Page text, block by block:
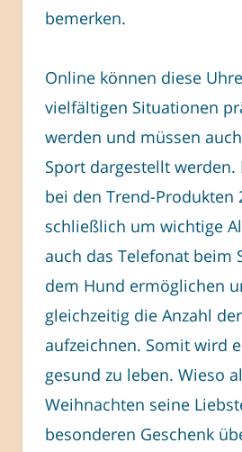
bemerken.
Online können diese
vielfältigen Situationen
werden und müssen
Sport dargestellt werden.
bei den Trend-Produkten
schließlich um wichtige
auch das Telefonat beim
dem Hund ermöglichen
gleichzeitig die Anzahl
aufzeichnen. Somit wird
gesund zu leben. Wieso
Weihnachten seine
besonderen Geschenk